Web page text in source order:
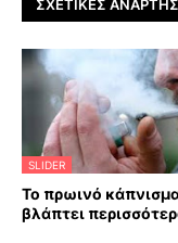
ΣΧΕΤΙΚΈΣ
SLIDER
Το πρωινό
βλάπτει